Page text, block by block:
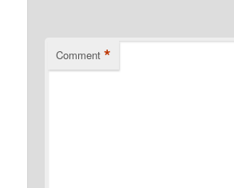
Comment *